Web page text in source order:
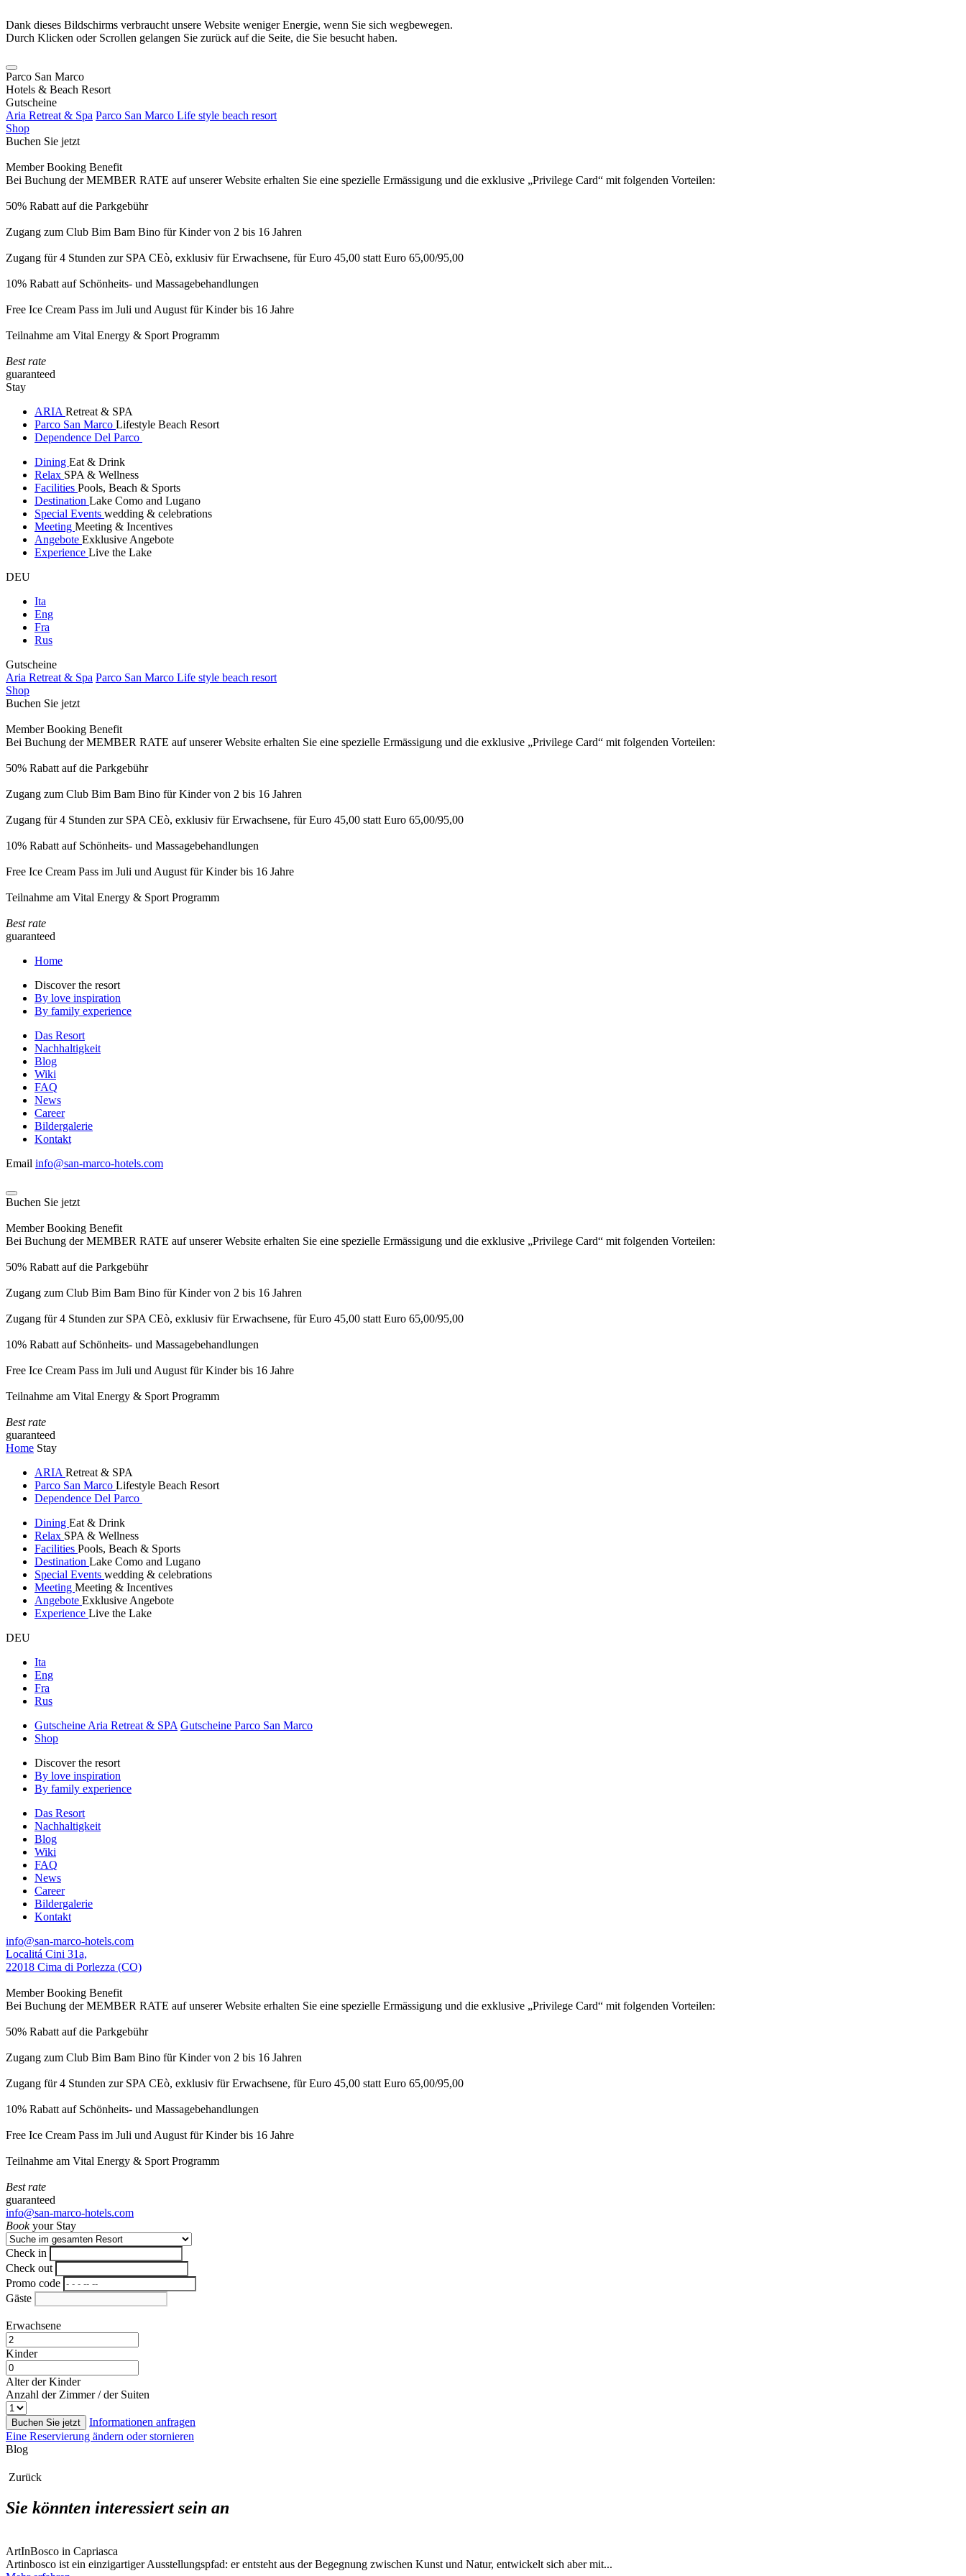
Dank dieses Bildschirms verbraucht unsere Website weniger Energie, wenn Sie sich wegbewegen.
Durch Klicken oder Scrollen gelangen Sie zurück auf die Seite, die Sie besucht haben.
Parco San Marco
Hotels & Beach Resort
Gutscheine
Aria Retreat & Spa Parco San Marco Life style beach resort
Shop
Buchen Sie jetzt
Member Booking Benefit
Bei Buchung der MEMBER RATE auf unserer Website erhalten Sie eine spezielle Ermässigung und die exklusive „Privilege Card“ mit folgenden Vorteilen:
50% Rabatt auf die Parkgebühr
Zugang zum Club Bim Bam Bino für Kinder von 2 bis 16 Jahren
Zugang für 4 Stunden zur SPA CEò, exklusiv für Erwachsene, für Euro 45,00 statt Euro 65,00/95,00
10% Rabatt auf Schönheits- und Massagebehandlungen
Free Ice Cream Pass im Juli und August für Kinder bis 16 Jahre
Teilnahme am Vital Energy & Sport Programm
Best rate
guaranteed
Stay
ARIA Retreat & SPA
Parco San Marco Lifestyle Beach Resort
Dependence Del Parco
Dining Eat & Drink
Relax SPA & Wellness
Facilities Pools, Beach & Sports
Destination Lake Como and Lugano
Special Events wedding & celebrations
Meeting Meeting & Incentives
Angebote Exklusive Angebote
Experience Live the Lake
DEU
Ita
Eng
Fra
Rus
Gutscheine
Aria Retreat & Spa Parco San Marco Life style beach resort
Shop
Buchen Sie jetzt
Member Booking Benefit
Bei Buchung der MEMBER RATE auf unserer Website erhalten Sie eine spezielle Ermässigung und die exklusive „Privilege Card“ mit folgenden Vorteilen:
50% Rabatt auf die Parkgebühr
Zugang zum Club Bim Bam Bino für Kinder von 2 bis 16 Jahren
Zugang für 4 Stunden zur SPA CEò, exklusiv für Erwachsene, für Euro 45,00 statt Euro 65,00/95,00
10% Rabatt auf Schönheits- und Massagebehandlungen
Free Ice Cream Pass im Juli und August für Kinder bis 16 Jahre
Teilnahme am Vital Energy & Sport Programm
Best rate
guaranteed
Home
Discover the resort
By love inspiration
By family experience
Das Resort
Nachhaltigkeit
Blog
Wiki
FAQ
News
Career
Bildergalerie
Kontakt
Email info@san-marco-hotels.com
Buchen Sie jetzt
Member Booking Benefit
Bei Buchung der MEMBER RATE auf unserer Website erhalten Sie eine spezielle Ermässigung und die exklusive „Privilege Card“ mit folgenden Vorteilen:
50% Rabatt auf die Parkgebühr
Zugang zum Club Bim Bam Bino für Kinder von 2 bis 16 Jahren
Zugang für 4 Stunden zur SPA CEò, exklusiv für Erwachsene, für Euro 45,00 statt Euro 65,00/95,00
10% Rabatt auf Schönheits- und Massagebehandlungen
Free Ice Cream Pass im Juli und August für Kinder bis 16 Jahre
Teilnahme am Vital Energy & Sport Programm
Best rate
guaranteed
Home Stay
ARIA Retreat & SPA
Parco San Marco Lifestyle Beach Resort
Dependence Del Parco
Dining Eat & Drink
Relax SPA & Wellness
Facilities Pools, Beach & Sports
Destination Lake Como and Lugano
Special Events wedding & celebrations
Meeting Meeting & Incentives
Angebote Exklusive Angebote
Experience Live the Lake
DEU
Ita
Eng
Fra
Rus
Gutscheine Aria Retreat & SPA Gutscheine Parco San Marco
Shop
Discover the resort
By love inspiration
By family experience
Das Resort
Nachhaltigkeit
Blog
Wiki
FAQ
News
Career
Bildergalerie
Kontakt
info@san-marco-hotels.com
Localitá Cini 31a,
22018 Cima di Porlezza (CO)
Member Booking Benefit
Bei Buchung der MEMBER RATE auf unserer Website erhalten Sie eine spezielle Ermässigung und die exklusive „Privilege Card“ mit folgenden Vorteilen:
50% Rabatt auf die Parkgebühr
Zugang zum Club Bim Bam Bino für Kinder von 2 bis 16 Jahren
Zugang für 4 Stunden zur SPA CEò, exklusiv für Erwachsene, für Euro 45,00 statt Euro 65,00/95,00
10% Rabatt auf Schönheits- und Massagebehandlungen
Free Ice Cream Pass im Juli und August für Kinder bis 16 Jahre
Teilnahme am Vital Energy & Sport Programm
Best rate
guaranteed
info@san-marco-hotels.com
Bookyour Stay
Check in
Check out
Promo code
Gäste
Erwachsene
Kinder
Alter der Kinder
Anzahl der Zimmer / der Suiten
Buchen Sie jetzt
Informationen anfragen
Eine Reservierung ändern oder stornieren
Blog
Zurück
Sie könnten interessiert sein an
ArtInBosco in Capriasca
Artinbosco ist ein einzigartiger Ausstellungspfad: er entsteht aus der Begegnung zwischen Kunst und Natur, entwickelt sich aber mit...